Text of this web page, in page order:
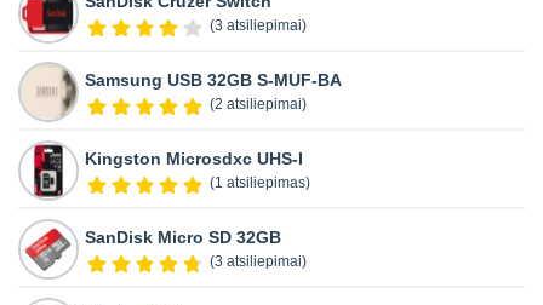
(3 atsiliepimai)
Samsung USB 32GB S-MUF-BA
(2 atsiliepimai)
Kingston Microsdxc UHS-I
(1 atsiliepimas)
SanDisk Micro SD 32GB
(3 atsiliepimai)